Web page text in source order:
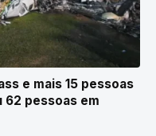
e mais 15 pessoas
62 pessoas em